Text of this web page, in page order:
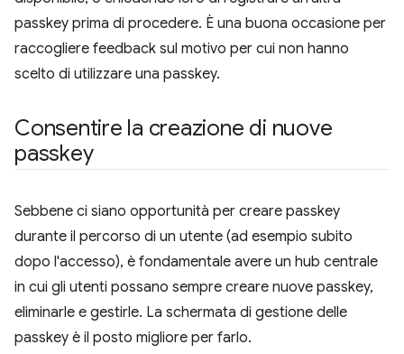
passkey prima di procedere. È una buona occasione per
raccogliere feedback sul motivo per cui non hanno
scelto di utilizzare una passkey.
Consentire la creazione di nuove
passkey
Sebbene ci siano opportunità per creare passkey
durante il percorso di un utente (ad esempio subito
dopo l'accesso), è fondamentale avere un hub centrale
in cui gli utenti possano sempre creare nuove passkey,
eliminarle e gestirle. La schermata di gestione delle
passkey è il posto migliore per farlo.